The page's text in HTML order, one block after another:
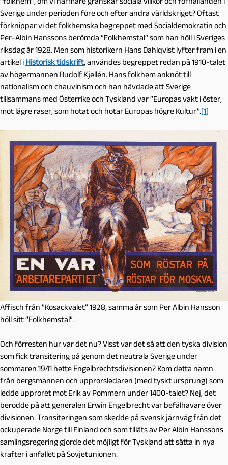
Sverige under perioden före och efter andra världskriget? Oftast
förknippar vi det folkhemska begreppet med Socialdemokratin och
Per-Albin Hanssons berömda ”Folkhemstal” som han höll i Sveriges
riksdag år 1928. Men som historikern Hans Dahlqvist lyfter fram i en
artikel i Historisk tidskrift, användes begreppet redan på 1910-talet
av högermannen Rudolf Kjellén. Hans folkhem anknöt till
nationalism och chauvinism och han hävdade att Sverige
tillsammans med Österrike och Tyskland var ”Europas vakt i öster,
mot lägre raser, som hotat och hotar Europas högre Kultur”.[1]
Affisch från ”Kosackvalet” 1928, samma år som Per Albin Hansson
höll sitt ”Folkhemstal”.
Och förresten hur var det nu? Visst var det så att den tyska division
som fick transitering på genom det neutrala Sverige under
sommaren 1941 hette Engelbrechtsdivisionen? Kom detta namn
från bergsmannen och upprorsledaren (med tyskt ursprung) som
ledde upproret mot Erik av Pommern under 1400-talet? Nej, det
berodde på att generalen Erwin Engelbrecht var befälhavare över
divisionen. Transiteringen som skedde på svensk järnväg från det
ockuperade Norge till Finland och som tilläts av Per Albin Hanssons
samlingsregering gjorde det möjligt för Tyskland att sätta in nya
krafter i anfallet på Sovjetunionen.